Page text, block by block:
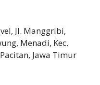
Jl. Manggribi,
Menadi, Kec.
Jawa Timur